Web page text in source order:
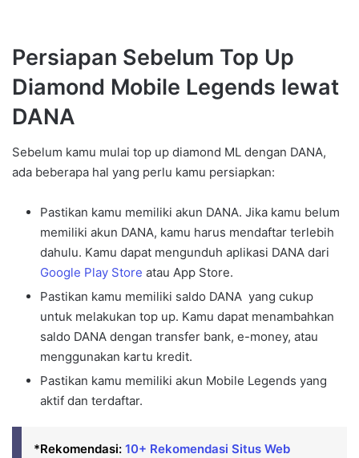
Persiapan Sebelum Top Up
Diamond Mobile Legends lewat
DANA
Sebelum kamu mulai top up diamond ML dengan DANA,
ada beberapa hal yang perlu kamu persiapkan:
Pastikan kamu memiliki akun DANA. Jika kamu belum
memiliki akun DANA, kamu harus mendaftar terlebih
dahulu. Kamu dapat mengunduh aplikasi DANA dari
Google Play Store atau App Store.
Pastikan kamu memiliki saldo DANA yang cukup
untuk melakukan top up. Kamu dapat menambahkan
saldo DANA dengan transfer bank, e-money, atau
menggunakan kartu kredit.
Pastikan kamu memiliki akun Mobile Legends yang
aktif dan terdaftar.
*Rekomendasi: 10+ Rekomendasi Situs Web